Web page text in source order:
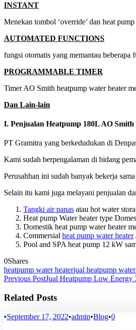
INSTANT
Menekan tombol ‘override’ dan heat
AUTOMATED FUNCTIONS
fungsi otomatis yang memantau beberapa
PROGRAMMABLE TIMER
Timer AO Smith heatpump water heater
Dan Lain-lain
I. Penjualan Heatpump 180L AO Smith
PT Gramitra yang berkedudukan di
Kami sudah berpengalaman di bidang
Perusahhan ini sudah banyak bekerja
Selain itu kami juga melayani penjualan
Tangki air panas atau hot water
Heat pump Water heater type
Domestik heat pump water heater
Commersial heat pump water heater
Pool and SPA heat pump 12 kW
0Shares
heatpump water heaterjual heatpump
Previous PostJual Heatpump Low Energy
Related Posts
•September 17, 2022•admin•Blog•0